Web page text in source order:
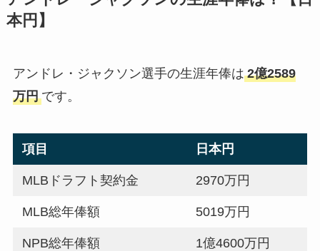
本円】
アンドレ・ジャクソン選手の生涯年俸は 2億2589
万円 です。
項目 日本円
MLBドラフト契約金 2970万円
MLB総年俸額 5019万円
NPB総年俸額 1億4600万円